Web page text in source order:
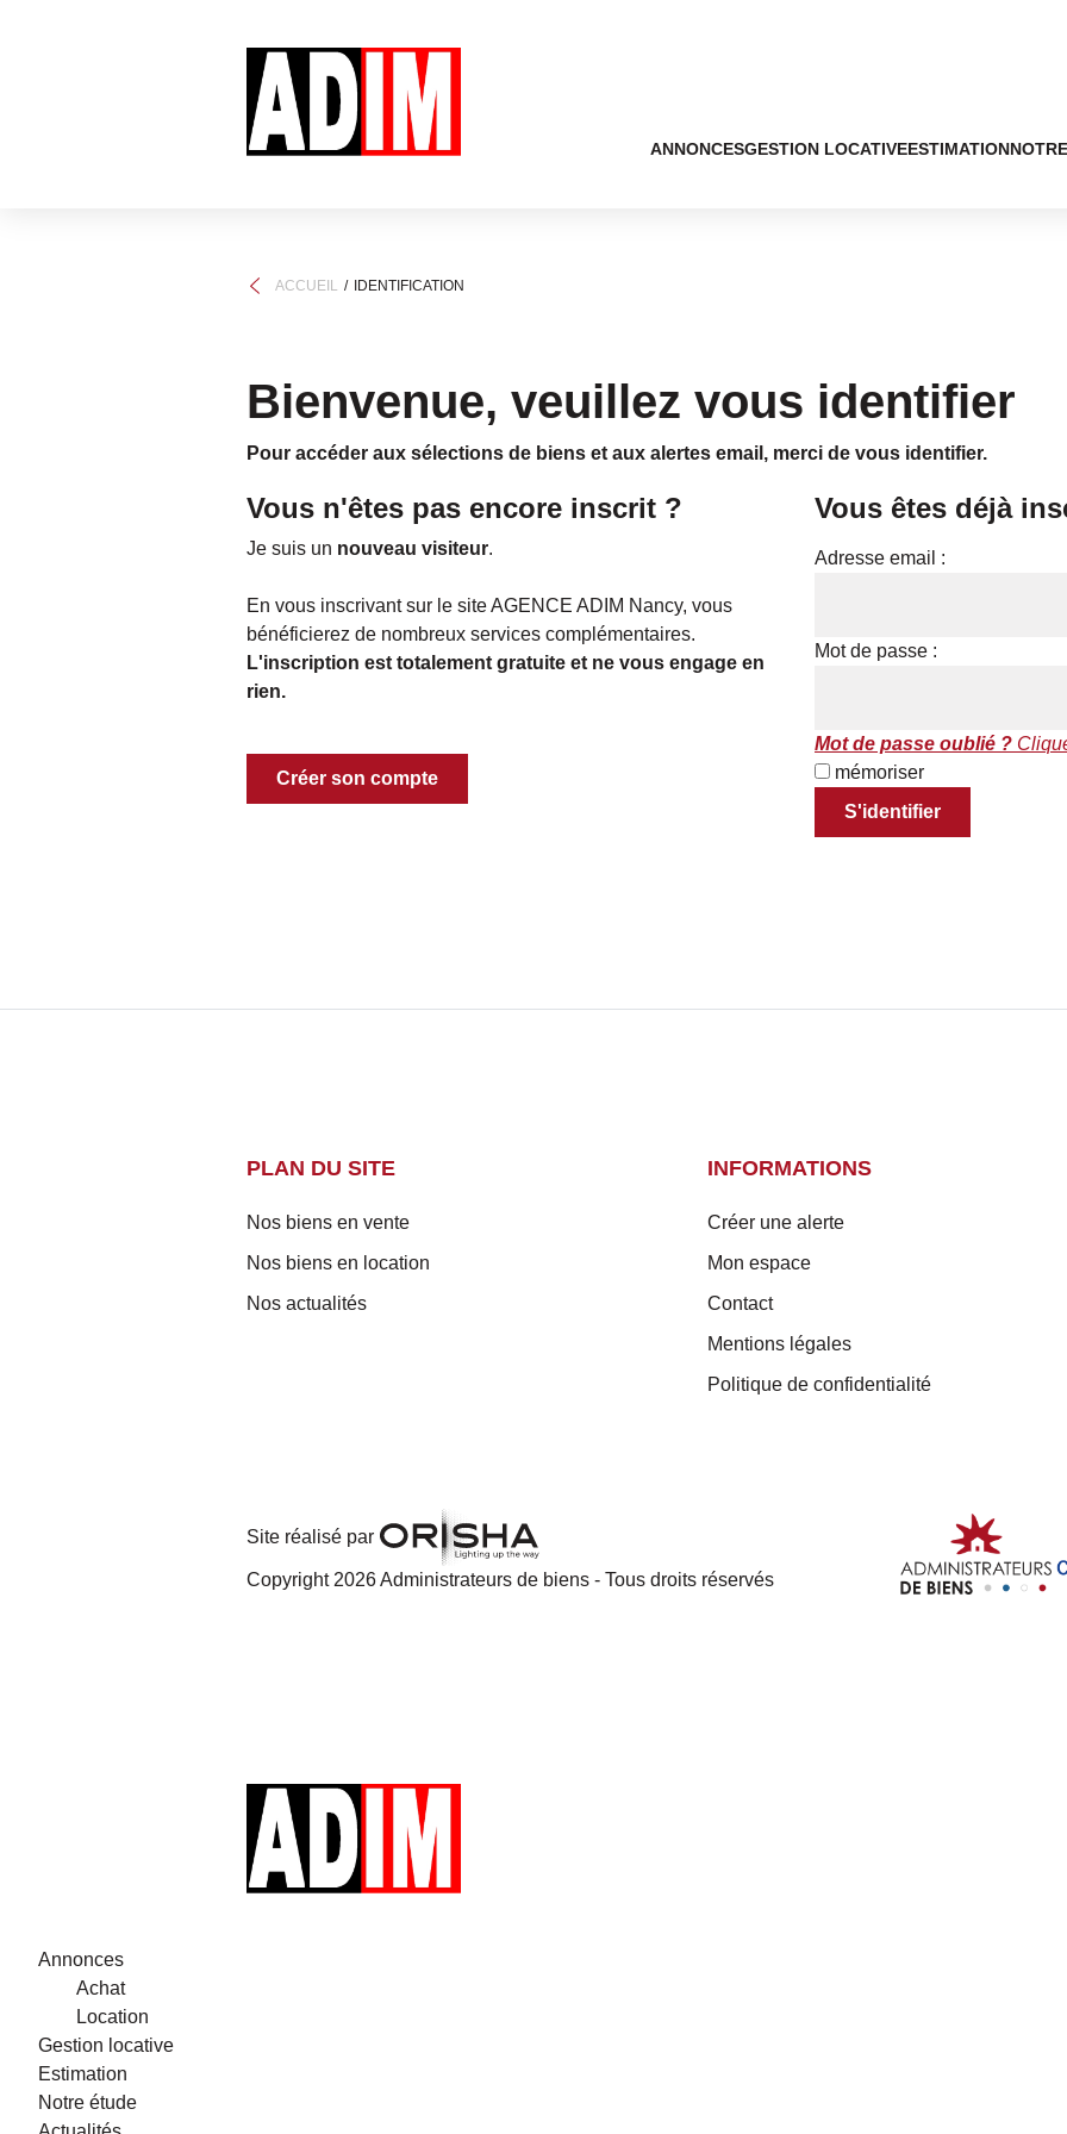
ANNONCESGESTION LOCATIVEESTIMATION
ACCUEIL IDENTIFICATION
Bienvenue, veuillez vous identifier
Pour accéder aux sélections de biens et aux alertes email, merci de vous identifier.
Vous n'êtes pas encore inscrit ?
Je suis un nouveau visiteur.
En vous inscrivant sur le site AGENCE ADIM Nancy, vous
bénéficierez de nombreux services complémentaires.
L'inscription est totalement gratuite et ne vous engage en
rien.
Créer son compte
Vous êtes déjà
Adresse email :
Mot de passe :
Mot de passe oublié ?
mémoriser
S'identifier
PLAN DU SITE
Nos biens en vente
Nos biens en location
Nos actualités
INFORMATIONS
Créer une alerte
Mon espace
Contact
Mentions légales
Politique de confidentialité
Site réalisé par
Copyright 2026 Administrateurs de biens - Tous droits réservés
Annonces
Achat
Location
Gestion locative
Estimation
Notre étude